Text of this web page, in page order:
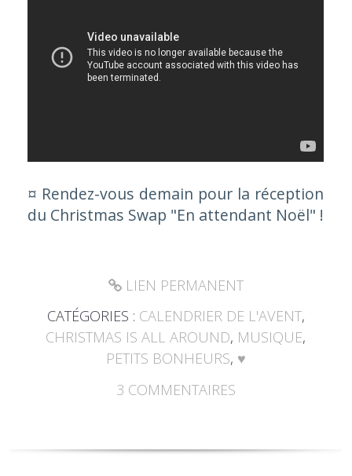
¤ Rendez-vous demain pour la réception
du Christmas Swap "En attendant Noël" !
LIEN PERMANENT
CATÉGORIES : CALENDRIER DE L'AVENT,
CHRISTMAS IS ALL AROUND, MUSIQUE,
PETITS BONHEURS, ♥
3 COMMENTAIRES